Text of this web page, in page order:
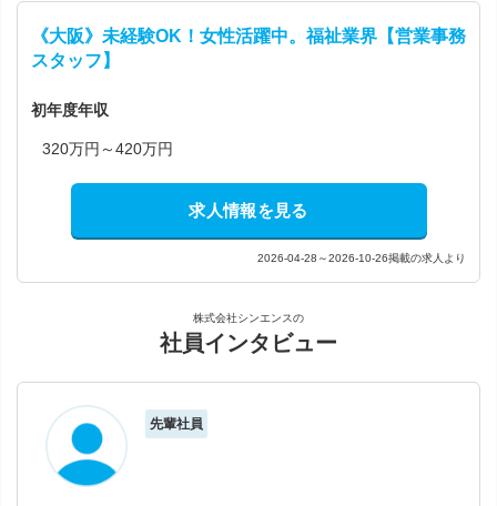
《大阪》未経験OK！女性活躍中。福祉業界【営業事務
スタッフ】
初年度年収
320万円～420万円
求人情報を見る
2026-04-28～2026-10-26掲載の求人より
株式会社シンエンスの
社員インタビュー
先輩社員